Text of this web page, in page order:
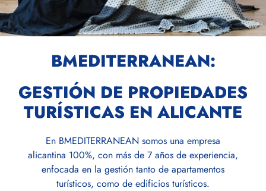
BMEDITERRANEAN:
GESTIÓN DE PROPIEDADES
TURÍSTICAS EN ALICANTE
En BMEDITERRANEAN somos una empresa
alicantina 100%, con más de 7 años de experiencia,
enfocada en la gestión tanto de apartamentos
turísticos, como de edificios turísticos.